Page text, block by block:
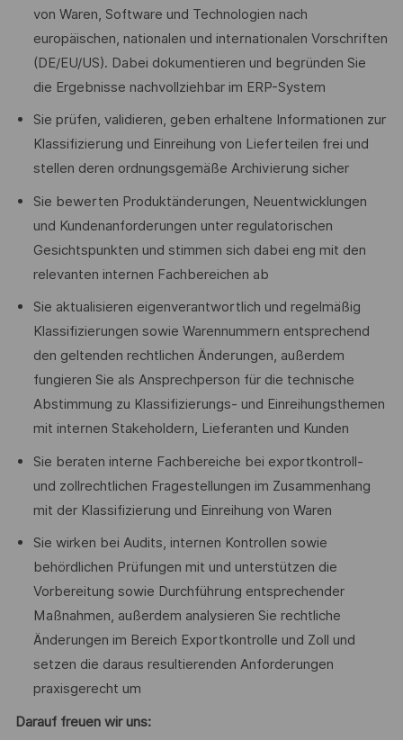
von Waren, Software und Technologien nach
europäischen, nationalen und internationalen Vorschriften
(DE/EU/US). Dabei dokumentieren und begründen Sie
die Ergebnisse nachvollziehbar im ERP-System
Sie prüfen, validieren, geben erhaltene Informationen zur
Klassifizierung und Einreihung von Lieferteilen frei und
stellen deren ordnungsgemäße Archivierung sicher
Sie bewerten Produktänderungen, Neuentwicklungen
und Kundenanforderungen unter regulatorischen
Gesichtspunkten und stimmen sich dabei eng mit den
relevanten internen Fachbereichen ab
Sie aktualisieren eigenverantwortlich und regelmäßig
Klassifizierungen sowie Warennummern entsprechend
den geltenden rechtlichen Änderungen, außerdem
fungieren Sie als Ansprechperson für die technische
Abstimmung zu Klassifizierungs- und Einreihungsthemen
mit internen Stakeholdern, Lieferanten und Kunden
Sie beraten interne Fachbereiche bei exportkontroll-
und zollrechtlichen Fragestellungen im Zusammenhang
mit der Klassifizierung und Einreihung von Waren
Sie wirken bei Audits, internen Kontrollen sowie
behördlichen Prüfungen mit und unterstützen die
Vorbereitung sowie Durchführung entsprechender
Maßnahmen, außerdem analysieren Sie rechtliche
Änderungen im Bereich Exportkontrolle und Zoll und
setzen die daraus resultierenden Anforderungen
praxisgerecht um
Darauf freuen wir uns: